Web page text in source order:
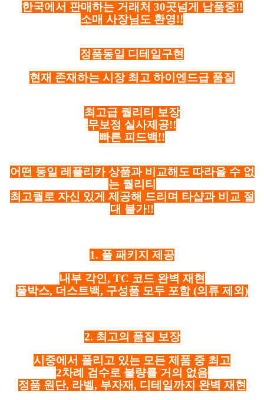
한국에서 판매하는 거래처 30곳넘게 납품중!!
소매 사장님도 환영!!
정품동일 디테일구현
현재 존재하는 시장 최고 하이엔드급 품질
최고급 퀄리티 보장
무보정 실사제공!!
빠른 피드백!!
어떤 동일 레플리카 상품과 비교해도 따라올 수 없
는 퀄리티
최고퀄로 자신 있게 제공해 드리며 타샵과 비교 절
대 불가!!
1. 풀 패키지 제공
내부 각인, TC 코드 완벽 재현
풀박스, 더스트백, 구성품 모두 포함 (의류 제외)
2. 최고의 품질 보장
시중에서 풀리고 있는 모든 제품 중 최고
2차례 검수로 불량률 거의 없음
정품 원단, 라벨, 부자재, 디테일까지 완벽 재현